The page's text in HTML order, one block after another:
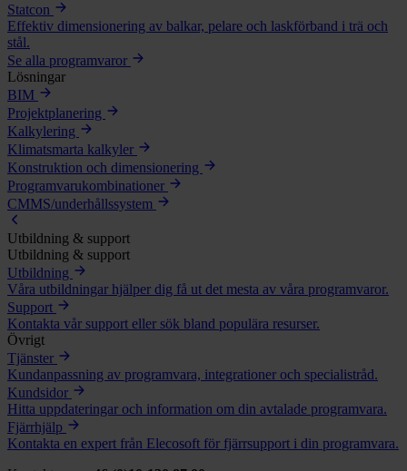
Statcon
Effektiv dimensionering av balkar, pelare och laskförband i trä och
stål.
Se alla programvaror
Lösningar
BIM
Projektplanering
Kalkylering
Klimatsmarta kalkyler
Konstruktion och dimensionering
Programvarukombinationer
CMMS/underhållssystem
Utbildning & support
Utbildning & support
Utbildning
Våra utbildningar hjälper dig få ut det mesta av våra programvaror.
Support
Kontakta vår support eller sök bland populära resurser.
Övrigt
Tjänster
Kundanpassning av programvara, integrationer och specialistråd.
Kundsidor
Hitta uppdateringar och information om din avtalade programvara.
Fjärrhjälp
Kontakta en expert från Elecosoft för fjärrsupport i din programvara.